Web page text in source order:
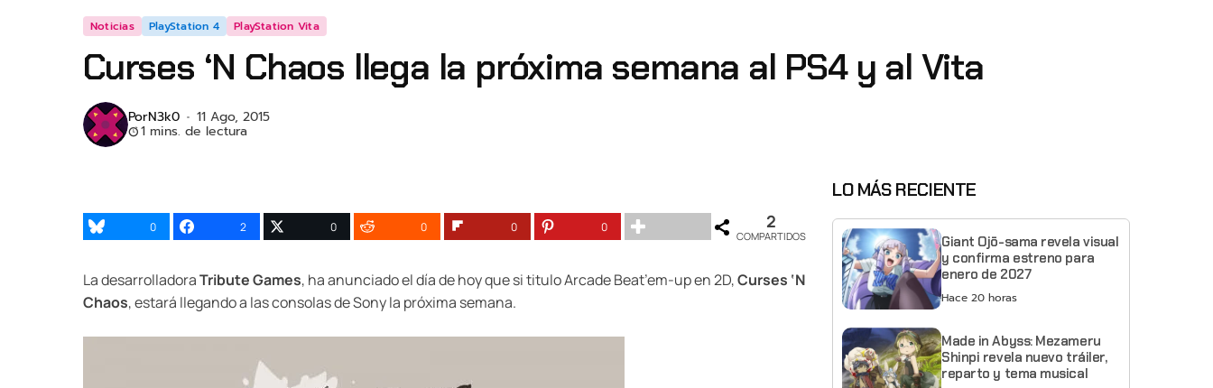
Noticias PlayStation 4 PlayStation Vita
Curses ‘N Chaos llega la próxima semana al PS4 y al Vita
PorN3k0 11 Ago, 2015
1 mins. de lectura
0 2 0 0 0 0 2
COMPARTIDOS
La desarrolladoraTribute Games, ha anunciado el día de hoy que si titulo Arcade Beat’em-up en 2D,Curses ‘N
Chaos, estará llegando a las consolas de Sony la próxima semana.
LO MÁS RECIENTE
Giant Ojō-sama revela visual
y confirma estreno para
enero de 2027
Hace 20 horas
Made in Abyss: Mezameru
Shinpi revela nuevo tráiler,
reparto y tema musical